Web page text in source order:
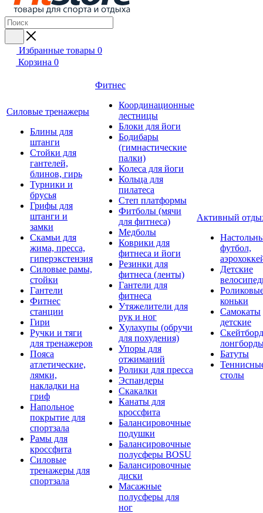
Избранные товары 0
Корзина 0
Силовые тренажеры
Блины для
штанги
Стойки для
гантелей,
блинов, гирь
Турники и
брусья
Грифы для
штанги и
замки
Скамьи для
жима, пресса,
гиперэкстензия
Силовые рамы,
стойки
Гантели
Фитнес
станции
Гири
Ручки и тяги
для тренажеров
Пояса
атлетические,
лямки,
накладки на
гриф
Напольное
покрытие для
спортзала
Рамы для
кроссфита
Силовые
тренажеры для
спортзала
Фитнес
Координационные
лестницы
Блоки для йоги
Бодибары
(гимнастические
палки)
Колеса для йоги
Кольца для
пилатеса
Степ платформы
Фитболы (мячи
для фитнеса)
Медболы
Коврики для
фитнеса и йоги
Резинки для
фитнеса (ленты)
Гантели для
фитнеса
Утяжелители для
рук и ног
Хулахупы (обручи
для похудения)
Упоры для
отжиманий
Ролики для пресса
Эспандеры
Скакалки
Канаты для
кроссфита
Балансировочные
подушки
Балансировочные
полусферы BOSU
Балансировочные
диски
Масажные
полусферы для
ног
Активный
футбол,
Детские
коньки
Самокаты
детские
Батуты
столы